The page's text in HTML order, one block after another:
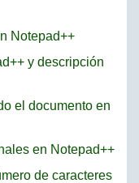
Notepad++
y descripción
el documento en
en Notepad++
de caracteres